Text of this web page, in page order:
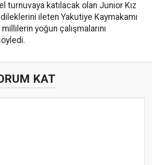
turnuvaya katılacak olan Junior Kız
dileklerini ileten Yakutiye Kaymakamı
millilerin yoğun çalışmalarını
KAT